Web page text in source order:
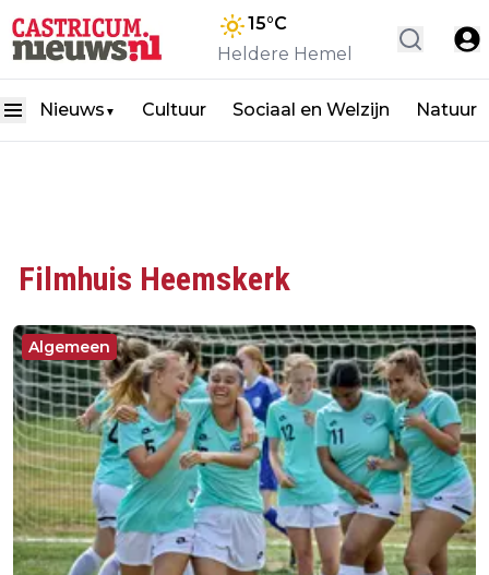
15°C
Heldere Hemel
Nieuws ▼ Cultuur Sociaal en Welzijn Natuur
Filmhuis Heemskerk
Algemeen